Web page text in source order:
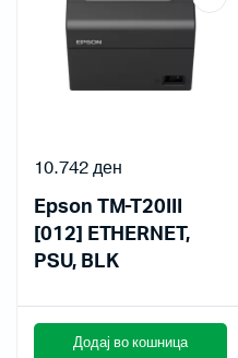
Epson TM-T20III
[012] ETHERNET,
PSU, BLK
10.742ден
Додај во кошница